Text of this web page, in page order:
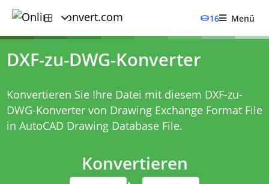
16 Menü
DXF-zu-DWG-Konverter
Konvertieren Sie Ihre Datei mit diesem DXF-zu-
DWG-Konvertervon Drawing Exchange Format File
in AutoCAD Drawing Database File.
Konvertieren